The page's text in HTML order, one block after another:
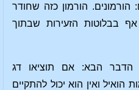
הורמון כזה שחודר
אף בבלוטות הזעירות שבתוך
הדבר הבא: אם תוציאו דג
ואין הוא יכול להתקיים